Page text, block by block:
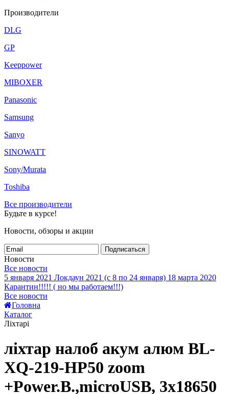
Производители
DLG
GP
Keeppower
MIBOXER
Panasonic
Samsung
Sanyo
SINOWATT
Sony/Murata
Toshiba
Все производители
Будьте в курсе!
Новости, обзоры и акции
Подписаться
Новости
Все новости
5 января 2021 Локдаун 2021 (с 8 по 24 января) 18 марта 2020
Карантин!!!!! ( но мы работаем!!!)
Все новости
Головна
Каталог
Ліхтарі
ліхтар налоб акум алюм BL-
XQ-219-HP50 zoom
+Power.B.,microUSB, 3х18650